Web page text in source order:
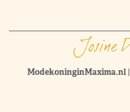
ModekoninginMaxima.nl|